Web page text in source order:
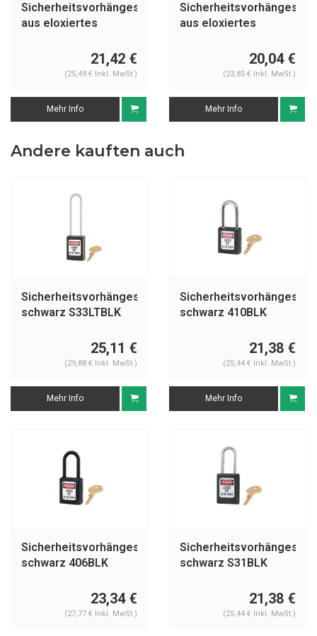
Sicherheitsvorhängeschloss
aus eloxiertes
72/30HB50 SCHWARZ
21,42 €
(25,49 € Inkl. MwSt.)
Mehr Info
aus eloxiertes
72/30 SCHWARZ20,04 €
(23,85 € Inkl. MwSt.)
Mehr Info
Andere kauften auch
Sicherheitsvorhängeschloss
schwarz S33LTBLK
25,11 €
(29,88 € Inkl. MwSt.)
Mehr Info
schwarz 410BLK
21,38 €
(25,44 € Inkl. MwSt.)
Mehr Info
Sicherheitsvorhängeschloss
schwarz 406BLK
23,34 €
(27,77 € Inkl. MwSt.)
schwarz S31BLK
21,38 €
(25,44 € Inkl. MwSt.)